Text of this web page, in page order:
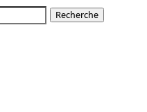
Recherche